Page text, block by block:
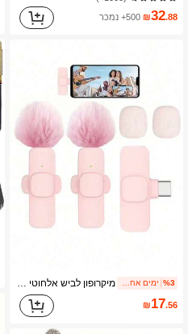
₪32.88 500+ נמכר
%3 מיקרופון לביש אלחוטי ורוד, מיקרופון קליפ-און מיני נייד 2.4GHz דו-סרט, חיבור והפעלה מיידיים, עם הפחתת רעשים אוטומטית, מתאים להקלטת וידאו, שידור חי, ראיונות וכו'
₪17.56